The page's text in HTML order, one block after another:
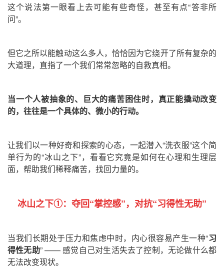
这个说法第一眼看上去可能有些奇怪，甚至有点“答非所
问”。
但它之所以能触动这么多人，恰恰因为它绕开了所有复杂的
大道理，直指了一个我们常常忽略的自救真相。
当一个人被抽象的、巨大的痛苦困住时，真正能撬动改变
的，往往是一个具体的、微小的行动。
让我们以一种好奇和探索的心态，一起潜入“洗衣服”这个简
单行为的“冰山之下”，看看它究竟是如何在心理和生理层
面，帮助我们稀释痛苦，找回力量的。
冰山之下①： 夺回“掌控感”，对抗“习得性无助”
当我们长期处于压力和焦虑中时，内心很容易产生一种“习
得性无助” —— 感觉自己对生活失去了控制，无论做什么都
无法改变现状。